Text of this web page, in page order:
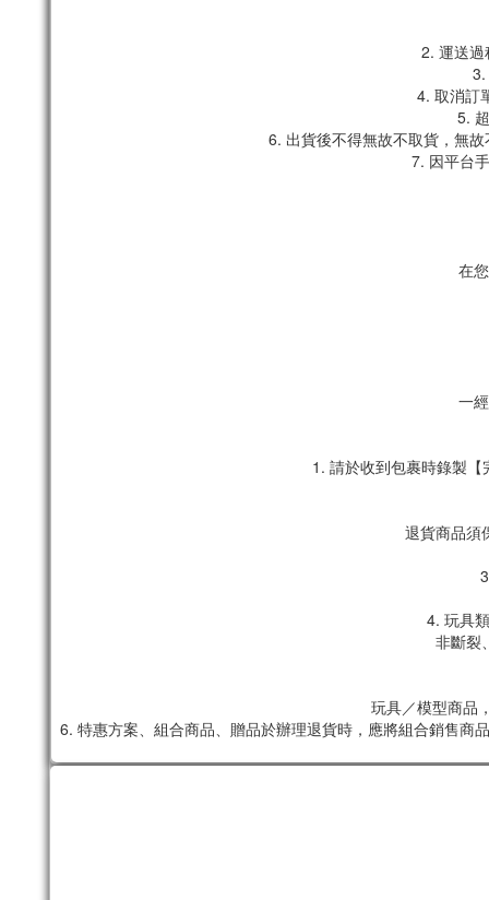
2. 運送過
3.
4. 取消訂
5.
6. 出貨後不得無故不取貨，無
7. 因平台
在
一
1. 請於收到包裹時錄製
退貨商品須
4. 玩具
非斷裂
玩具／模型商品
6. 特惠方案、組合商品、贈品於辦理退貨時，應將組合銷售商